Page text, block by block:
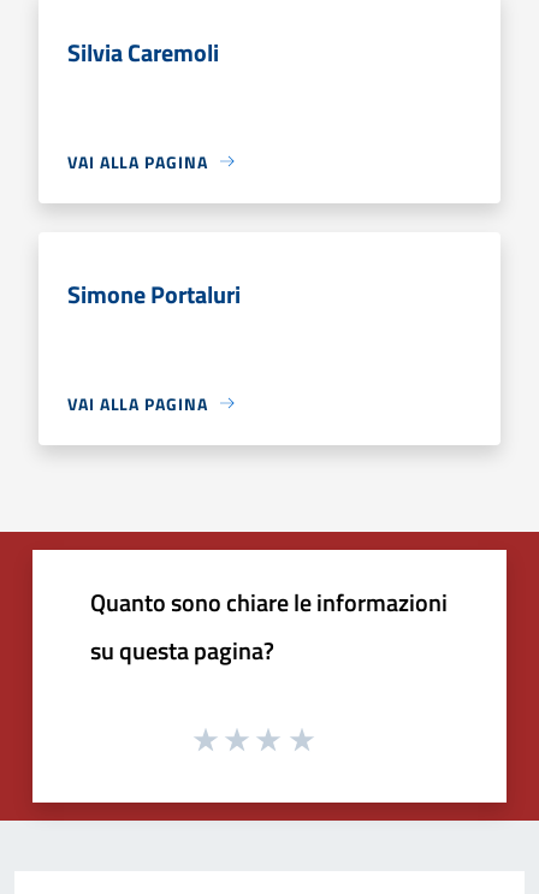
Silvia Caremoli
VAI ALLA PAGINA
Simone Portaluri
VAI ALLA PAGINA
Quanto sono chiare le informazioni
su questa pagina?